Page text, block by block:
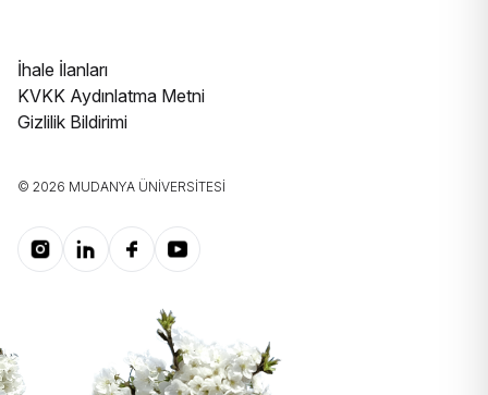
İhale İlanları
KVKK Aydınlatma Metni
Gizlilik Bildirimi
© 2026 MUDANYA ÜNIVERSITESI